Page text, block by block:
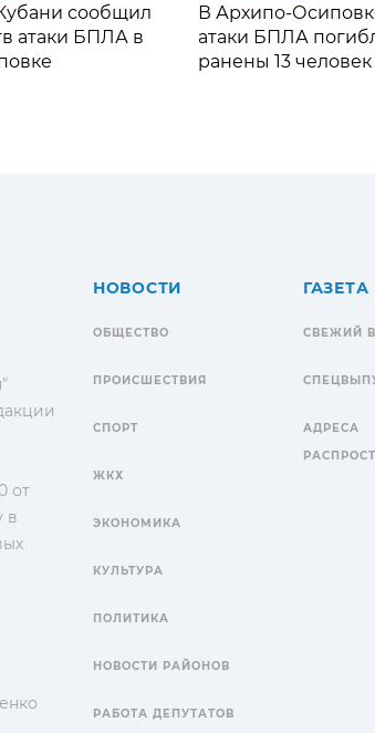
сообщил
атаки БПЛА в
В Архипо-
атаки БПЛА
ранены 13 человек
от
в
НОВОСТИ
ОБЩЕСТВО
ПРОИСШЕСТВИЯ
СПОРТ
ЖКХ
ЭКОНОМИКА
КУЛЬТУРА
ПОЛИТИКА
НОВОСТИ РАЙОНОВ
РАБОТА ДЕПУТАТОВ
ГАЗЕТА
СВЕЖИЙ
АДРЕСА